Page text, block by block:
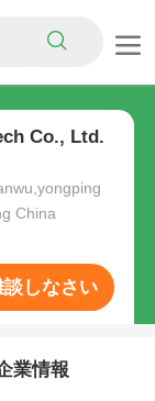
Co., Ltd.
China
談しなさい
業情報